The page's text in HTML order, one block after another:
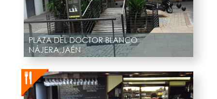
PLAZA DEL DOCTOR BLANCO
NÁJERA,JAÉN